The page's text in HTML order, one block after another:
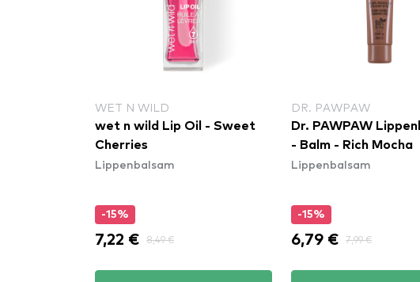
WET N WILD
wet n wild Lip Oil - Sweet
Cherries
Lippenbalsam
-15%
7,22 € 8,49 €
DR. PAWPAW
Dr. PAWPAW
- Balm - Rich Mocha
Lippenbalsam
-15%
6,79 € 7,99 €